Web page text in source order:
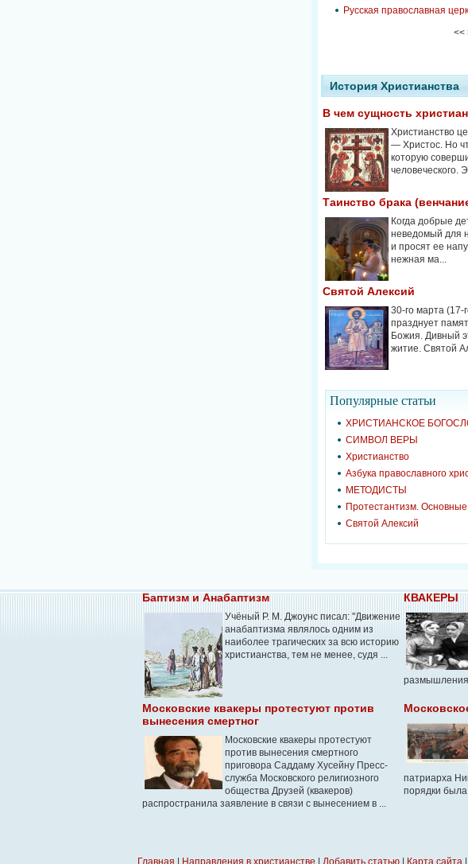
Русская православная
<<
История Христианства
В чем сущность
Христианство
— Христос. Но
которую
человеческого.
Таинство брака
Когда добрые
неведомый для
и просят ее
нежная ма...
Святой Алексий
30-го марта (17-
празднует
Божия. Дивный
житие. Святой
Популярные cтатьи
ХРИСТИАНСКОЕ
СИМВОЛ ВЕРЫ
Христианство
Азбука православного
МЕТОДИСТЫ
Протестантизм.
Святой Алексий
Баптизм и Анабаптизм
Учёный Р. М. Джоунс писал: "Движение
анабаптизма являлось одним из
наиболее трагических за всю историю
христианства, тем не менее, судя ...
КВАКЕРЫ
Московские квакеры протестуют против
вынесения смертног
Московские квакеры протестуют
против вынесения смертного
приговора Саддаму Хусейну Пресс-
служба Московского религиозного
общества Друзей (квакеров)
распространила заявление в связи с вынесением в ...
патриарха
порядки
Главная Направления в христианстве Добавить статью Карта сайта